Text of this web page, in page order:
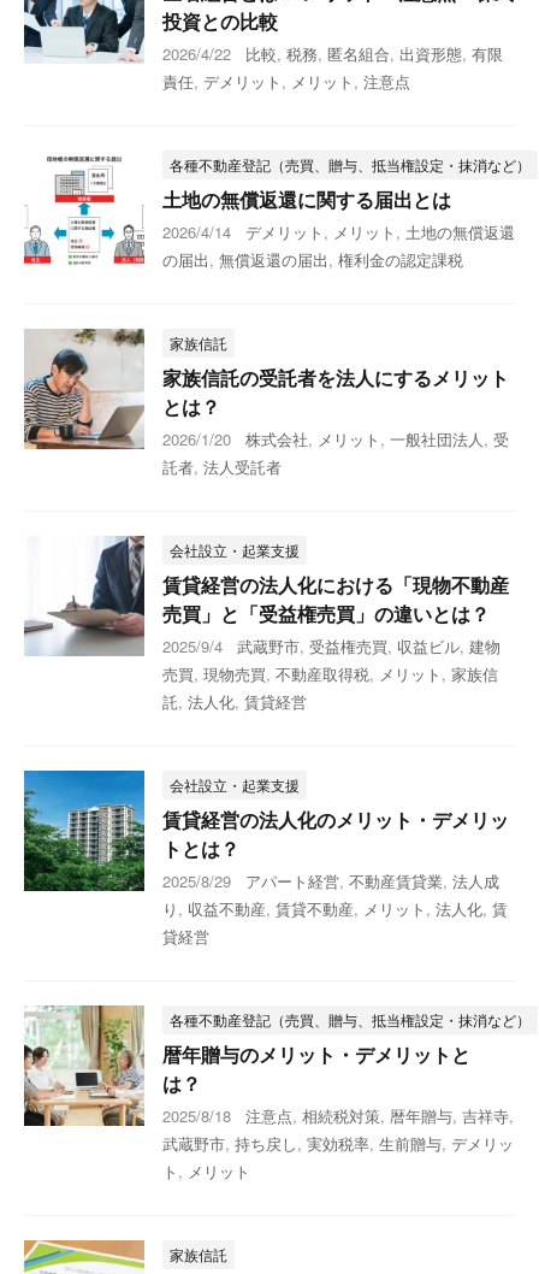
投資との比較
2026/4/22 比較, 税務, 匿名組合, 出資形態, 有限
責任, デメリット , メリット , 注意点
各種不動産登記（売買、贈与、抵当権設定・抹消など）
土地の無償返還に関する届出とは
2026/4/14 デメリット , メリット , 土地の無償返還
の届出, 無償返還の届出, 権利金の認定課税
家族信託
家族信託の受託者を法人にするメリット
とは？
2026/1/20 株式会社, メリット , 一般社団法人, 受
託者, 法人受託者
会社設立・起業支援
賃貸経営の法人化における「現物不動産
売買」と「受益権売買」の違いとは？
2025/9/4 武蔵野市, 受益権売買, 収益ビル, 建物
売買, 現物売買, 不動産取得税, メリット , 家族信
託, 法人化, 賃貸経営
会社設立・起業支援
賃貸経営の法人化のメリット・デメリッ
トとは？
2025/8/29 アパート経営, 不動産賃貸業, 法人成
り , 収益不動産, 賃貸不動産, メリット , 法人化, 賃
貸経営
各種不動産登記（売買、贈与、抵当権設定・抹消など）
暦年贈与のメリット・デメリットと
は？
2025/8/18 注意点, 相続税対策, 暦年贈与, 吉祥寺,
武蔵野市, 持ち戻し, 実効税率, 生前贈与, デメリッ
ト , メリット
家族信託